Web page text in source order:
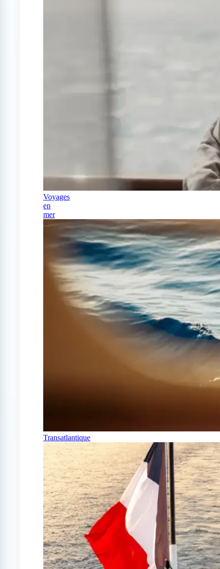
Voyages
en
mer
Transatlantique